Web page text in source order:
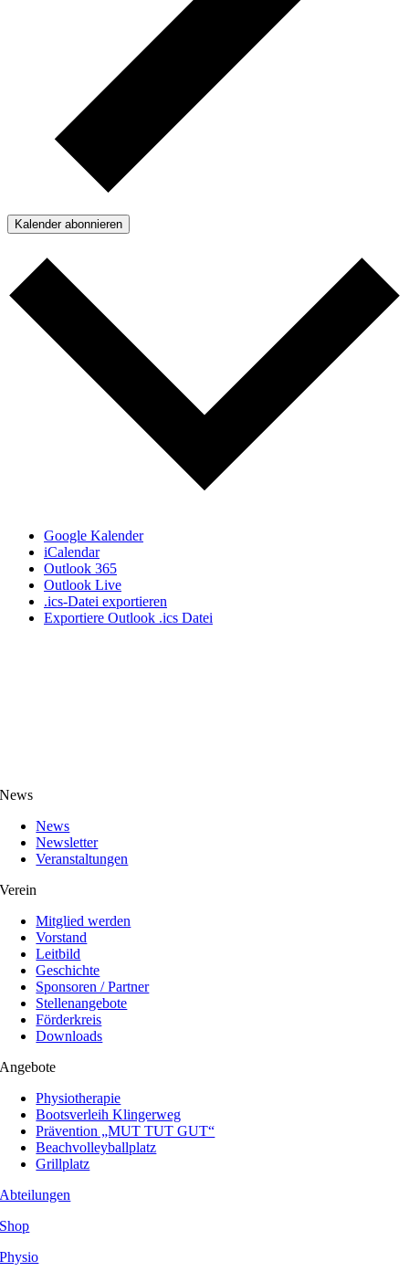
Kalender abonnieren
Google Kalender
iCalendar
Outlook 365
Outlook Live
.ics-Datei exportieren
Exportiere Outlook .ics Datei
News
News
Newsletter
Veranstaltungen
Verein
Mitglied werden
Vorstand
Leitbild
Geschichte
Sponsoren / Partner
Stellenangebote
Förderkreis
Downloads
Angebote
Physiotherapie
Bootsverleih Klingerweg
Prävention „MUT TUT GUT“
Beachvolleyballplatz
Grillplatz
Abteilungen
Shop
Physio